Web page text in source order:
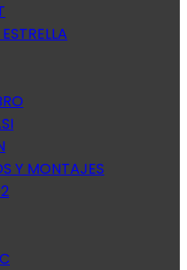
Y MONTAJES